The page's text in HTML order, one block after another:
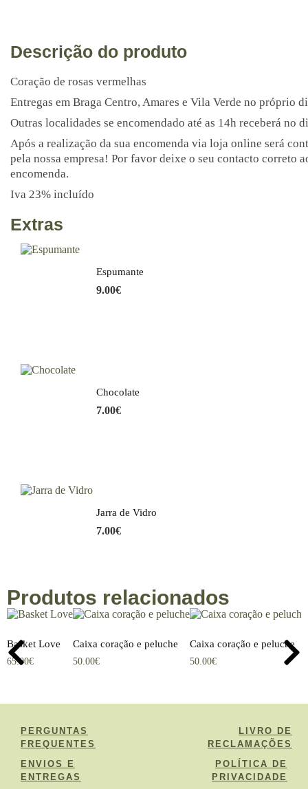
Descrição do produto
Coração de rosas vermelhas
Entregas em Braga Centro, Amares e Vila Verde no próprio
Outras localidades se encomendado até as 14h receberá no
Após a realização da sua encomenda via loja online será
pela nossa empresa! Por favor deixe o seu contacto correto
encomenda.
Iva 23% incluído
Extras
Espumante
9.00€
Chocolate
7.00€
Jarra de Vidro
7.00€
Produtos relacionados
Basket Love
65.00€
Caixa coração e peluche
50.00€
Caixa coração e peluche
50.00€
PERGUNTAS
FREQUENTES
ENVIOS E
ENTREGAS
LIVRO DE
RECLAMAÇÕES
POLÍTICA DE
PRIVACIDADE